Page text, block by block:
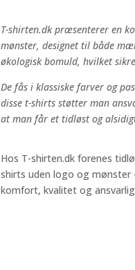
T-shirten.dk præsenterer en
mønster, designet til både
økologisk bomuld, hvilket
De fås i klassiske farver og
disse t-shirts støtter man
at man får et tidløst og
Hos T-shirten.dk forenes
shirts uden logo og mønster
komfort, kvalitet og